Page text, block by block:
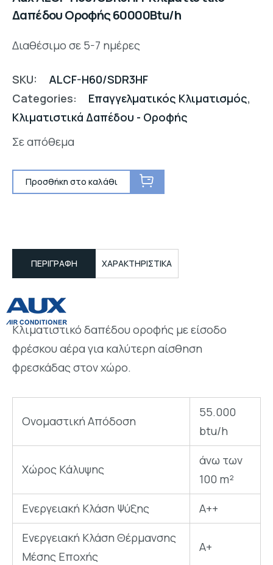
Δαπέδου Οροφής 60000Btu/h
Διαθέσιμο σε 5-7 ημέρες
SKU:
ALCF-H60/SDR3HF
Categories:
Επαγγελματικός Κλιματισμός,
Κλιματιστικά Δαπέδου - Οροφής
Σε απόθεμα
Προσθήκη στο καλάθι
ΠΕΡΙΓΡΑΦΉ ΧΑΡΑΚΤΗΡΙΣΤΙΚΑ
Κλιματιστικό δαπέδου οροφής με είσοδο
φρέσκου αέρα για καλύτερη αίσθηση
φρεσκάδας στον χώρο.
Ονομαστική Απόδοση
55.000
btu/h
Χώρος Kάλυψης
άνω των
100 m²
Ενεργειακή Kλάση Ψύξης
A++
Ενεργειακή Κλάση Θέρμανσης
Μέσης Εποχής
A+